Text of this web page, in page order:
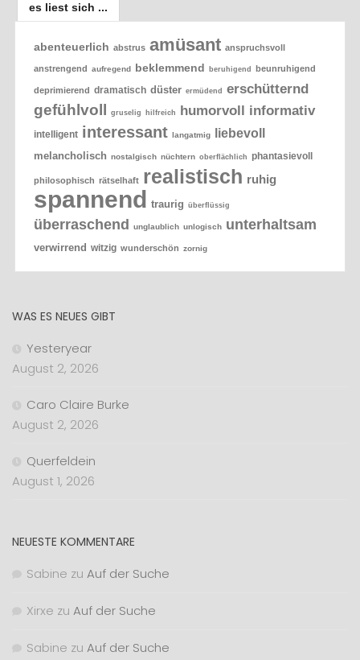
es liest sich ...
abenteuerlich abstrus amüsant anspruchsvoll
anstrengend aufregend beklemmend beruhigend beunruhigend
deprimierend dramatisch düster ermüdend erschütternd
gefühlvoll gruselig hilfreich humorvoll informativ
intelligent interessant langatmig liebevoll
melancholisch nostalgisch nüchtern oberflächlich phantasievoll
philosophisch rätselhaft realistisch ruhig
spannend traurig überflüssig
überraschend unglaublich unlogisch unterhaltsam
verwirrend witzig wunderschön zornig
WAS ES NEUES GIBT
Yesteryear
August 2, 2026
Caro Claire Burke
August 2, 2026
Querfeldein
August 1, 2026
NEUESTE KOMMENTARE
Sabine zu Auf der Suche
Xirxe zu Auf der Suche
Sabine zu Auf der Suche